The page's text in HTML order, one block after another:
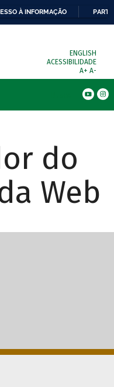
À INFORMAÇÃO
ENGLISH
ACESSIBILIDADE
A+ A-
do
Web